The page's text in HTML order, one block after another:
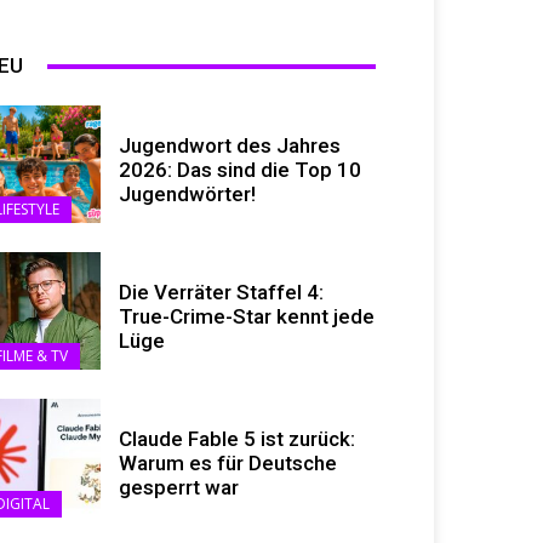
Jugendwort des Jahres
2026: Das sind die Top 10
Jugendwörter!
& TV
Die Verräter Staffel 4:
True-Crime-Star kennt jede
Lüge
Claude Fable 5 ist zurück:
Warum es für Deutsche
gesperrt war